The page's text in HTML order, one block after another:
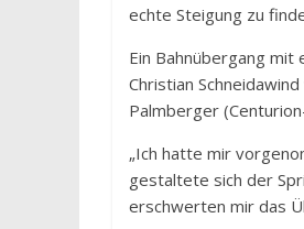
echte Steigung zu
Ein Bahnübergang mit
Christian
Palmberger
„Ich hatte mir
gestaltete sich der
erschwerten mir das